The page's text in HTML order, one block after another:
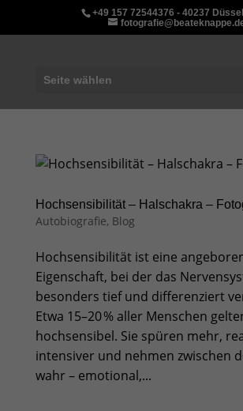
+49 157 72544376 - 40237
Seite wählen
Hochsensibilität – Halschakra –
Autobiografie, Blog
Hochsensibilität ist eine
Eigenschaft, bei der das
besonders tief und differenziert
Etwa 15–20 % aller Menschen
hochsensibel. Sie spüren mehr,
intensiver und nehmen zwischen
wahr – emotional,...